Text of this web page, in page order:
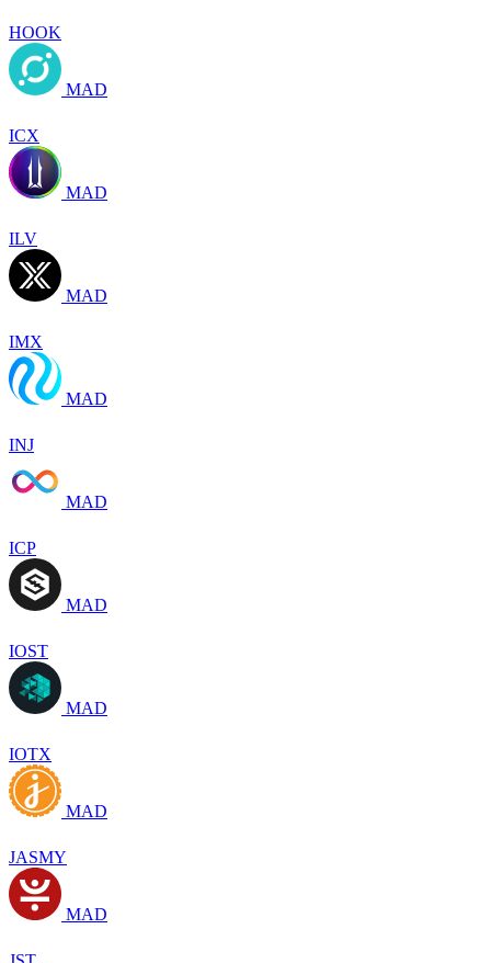
HOOK
MAD
ICX
MAD
ILV
MAD
IMX
MAD
INJ
MAD
ICP
MAD
IOST
MAD
IOTX
MAD
JASMY
MAD